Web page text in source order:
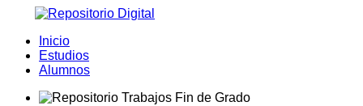
Inicio
Estudios
Alumnos